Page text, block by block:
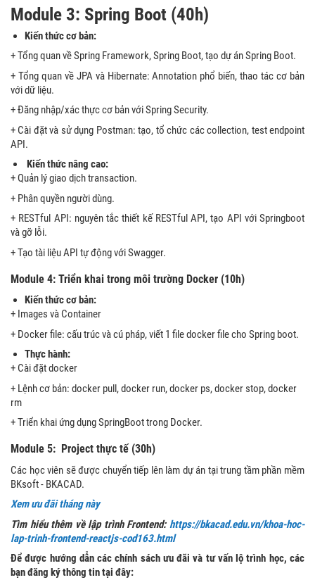
Module 3: Spring Boot (40h)
Kiến thức cơ bản:
+ Tổng quan về Spring Framework, Spring Boot, tạo dự án Spring Boot.
+ Tổng quan về JPA và Hibernate: Annotation phổ biến, thao tác cơ bản
với dữ liệu.
+ Đăng nhập/xác thực cơ bản với Spring Security.
+ Cài đặt và sử dụng Postman: tạo, tổ chức các collection, test endpoint
API.
Kiến thức nâng cao:
+ Quản lý giao dịch transaction.
+ Phân quyền người dùng.
+ RESTful API: nguyên tắc thiết kế RESTful API, tạo API với Springboot
và gỡ lỗi.
+ Tạo tài liệu API tự động với Swagger.
Module 4: Triển khai trong môi trường Docker (10h)
Kiến thức cơ bản:
+ Images và Container
+ Docker file: cấu trúc và cú pháp, viết 1 file docker file cho Spring boot.
Thực hành:
+ Cài đặt docker
+ Lệnh cơ bản: docker pull, docker run, docker ps, docker stop, docker
rm
+ Triển khai ứng dụng SpringBoot trong Docker.
Module 5: Project thực tế (30h)
Các học viên sẽ được chuyển tiếp lên làm dự án tại trung tầm phần mềm
BKsoft - BKACAD.
Xem ưu đãi tháng này
Tìm hiểu thêm về lập trình Frontend: https://bkacad.edu.vn/khoa-hoc-
lap-trinh-frontend-reactjs-cod163.html
Để được hướng dẫn các chính sách ưu đãi và tư vấn lộ trình học, các
bạn đăng ký thông tin tại đây: